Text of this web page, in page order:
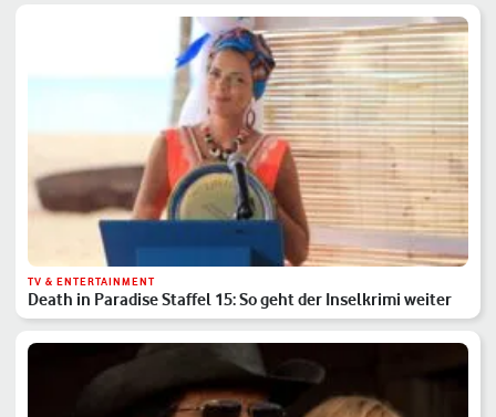
TV & ENTERTAINMENT
Death in Paradise Staffel 15: So geht der Inselkrimi weiter